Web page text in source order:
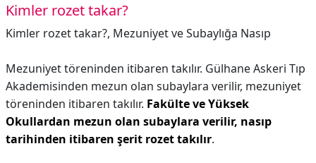
Kimler rozet takar?
Kimler rozet takar?, Mezuniyet ve Subaylığa Nasıp
Mezuniyet töreninden itibaren takılır. Gülhane Askeri Tıp
Akademisinden mezun olan subaylara verilir, mezuniyet
töreninden itibaren takılır. Fakülte ve Yüksek
Okullardan mezun olan subaylara verilir, nasıp
tarihinden itibaren şerit rozet takılır.